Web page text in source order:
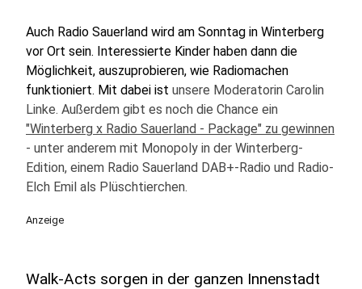
Auch Radio Sauerland wird am Sonntag in Winterberg
vor Ort sein. Interessierte Kinder haben dann die
Möglichkeit, auszuprobieren, wie Radiomachen
funktioniert. Mit dabei ist unsere Moderatorin Carolin
Linke. Außerdem gibt es noch die Chance ein
"Winterberg x Radio Sauerland - Package" zu gewinnen
- unter anderem mit Monopoly in der Winterberg-
Edition, einem Radio Sauerland DAB+-Radio und Radio-
Elch Emil als Plüschtierchen.
Anzeige
Walk-Acts sorgen in der ganzen Innenstadt